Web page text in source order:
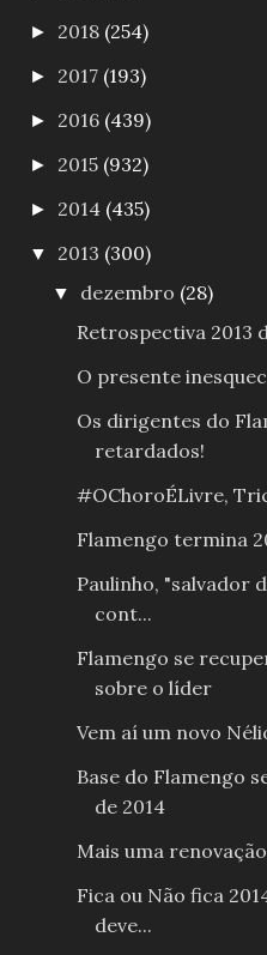
► 2018 (254)
► 2017 (193)
► 2016 (439)
► 2015 (932)
► 2014 (435)
▼ 2013 (300)
▼ dezembro (28)
Retrospectiva 2013
O presente
Os dirigentes do
retardados!
#OChoroÉLivre,
Flamengo termina
Paulinho, "salvador
cont...
Flamengo se
sobre o líder
Vem aí um novo
Base do Flamengo
de 2014
Mais uma
Fica ou Não fica
deve...